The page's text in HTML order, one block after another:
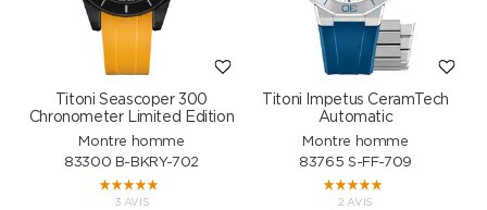
Titoni Seascoper 300
Chronometer Limited Edition
Montre homme
83300 B-BKRY-702
3 AVIS
Titoni Impetus CeramTech
Automatic
Montre homme
83765 S-FF-709
2 AVIS